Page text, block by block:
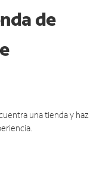
de
una tienda y haz